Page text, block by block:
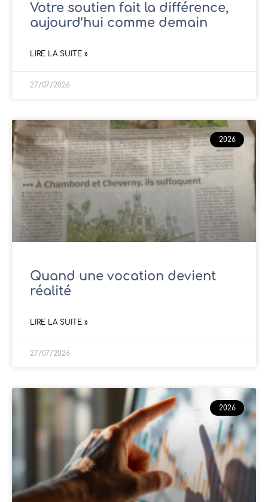
Votre soutien fait la différence,
aujourd’hui comme demain
LIRE LA SUITE »
27/07/2026
2026
Quand une vocation devient
réalité
LIRE LA SUITE »
27/07/2026
2026